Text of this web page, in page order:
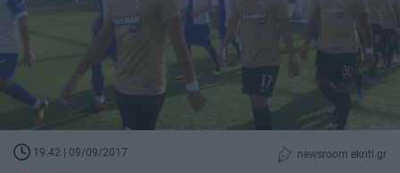
19:42 | 09/09/2017 newsroom ekriti.gr